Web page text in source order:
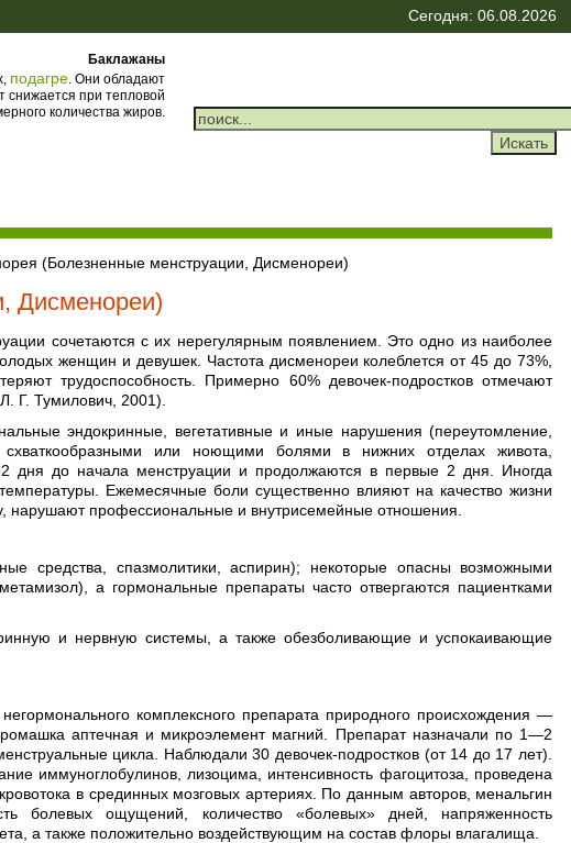
Сегодня: 06.08.2026
Баклажаны
подагре. Они обладают
снижается при тепловой
количества жиров.
(Болезненные менструации, Дисменореи)
Дисменореи)
сочетаются с их нерегулярным появлением. Это одно из наиболее
женщин и девушек. Частота дисменореи колеблется от 45 до 73%,
трудоспособность. Примерно 60% девочек-подростков отмечают
Г. Тумилович, 2001).
эндокринные, вегетативные и иные нарушения (переутомление,
или ноющими болями в нижних отделах живота,
дня до начала менструации и продолжаются в первые 2 дня. Иногда
Ежемесячные боли существенно влияют на качество жизни
профессиональные и внутрисемейные отношения.
средства, спазмолитики, аспирин); некоторые опасны возможными
а гормональные препараты часто отвергаются пациентками
и нервную системы, а также обезболивающие и успокаивающие
комплексного препарата природного происхождения —
аптечная и микроэлемент магний. Препарат назначали по 1—2
цикла. Наблюдали 30 девочек-подростков (от 14 до 17 лет).
иммуноглобулинов, лизоцима, интенсивность фагоцитоза, проведена
в срединных мозговых артериях. По данным авторов, менальгин
болевых ощущений, количество «болевых» дней, напряженность
а также положительно воздействующим на состав флоры влагалища.